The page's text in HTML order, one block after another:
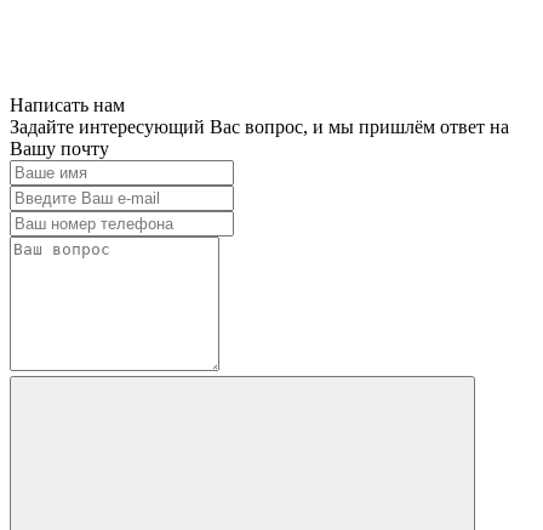
Написать нам
Задайте интересующий Вас вопрос, и мы пришлём ответ на
Вашу почту